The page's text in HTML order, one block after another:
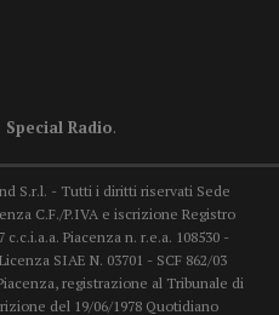
Special Radio.
S.r.l. - Tutti i diritti riservati Sede
C.F./P.IVA e iscrizione Registro
Piacenza n. r.e.a. 108530 -
SIAE N. 03701 - SCF 862/03
registrazione al Tribunale di
del 19/06/1978 Quotidiano